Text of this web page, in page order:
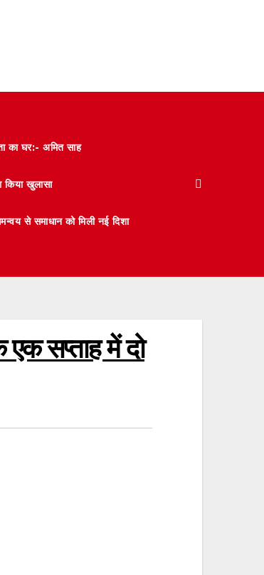
का घर:- अमित साह
किया खुलासा
से समाधान को मिली नई दिशा
सप्ताह में दो